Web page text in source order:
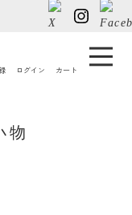
ログイン カート
物